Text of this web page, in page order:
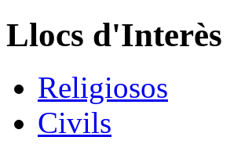
Llocs d'Interès
Religiosos
Civils